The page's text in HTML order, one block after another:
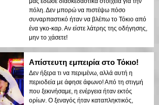
πόλη. Δεν μπορώ να πιστέψω πόσο
συναρπαστικό ήταν να βλέπω το Τόκιο από
ένα γκο-καρ. Αν είστε λάτρης της οδήγησης,
μην το χάσετε!
Απίστευτη εμπειρία στο Τόκιο!
Δεν ήξερα τι να περιμένω, αλλά αυτή η
περιοδεία με άφησε άφωνο! Από τη στιγμή
που ξεκινήσαμε, η ενέργεια ήταν εκτός
ορίων. Ο ξεναγός ήταν καταπληκτικός,